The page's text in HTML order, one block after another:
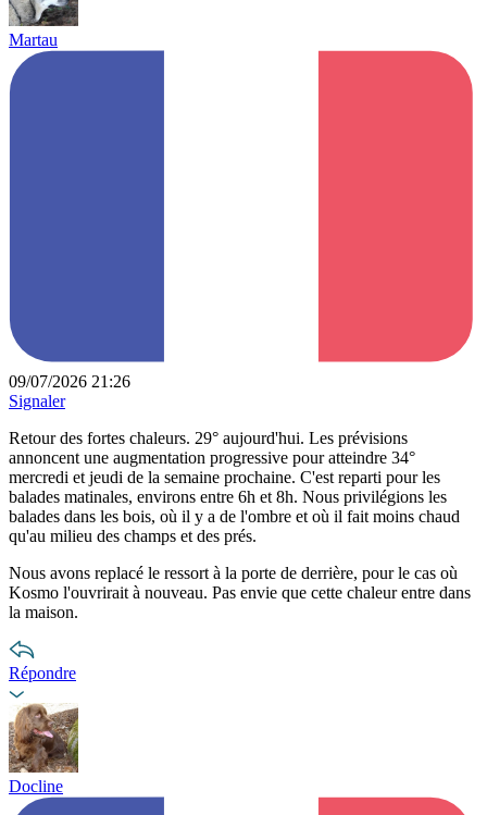
Martau
09/07/2026 21:26
Signaler
Retour des fortes chaleurs. 29° aujourd'hui. Les prévisions
annoncent une augmentation progressive pour atteindre 34°
mercredi et jeudi de la semaine prochaine. C'est reparti pour les
balades matinales, environs entre 6h et 8h. Nous privilégions les
balades dans les bois, où il y a de l'ombre et où il fait moins chaud
qu'au milieu des champs et des prés.
Nous avons replacé le ressort à la porte de derrière, pour le cas où
Kosmo l'ouvrirait à nouveau. Pas envie que cette chaleur entre dans
la maison.
Répondre
Docline